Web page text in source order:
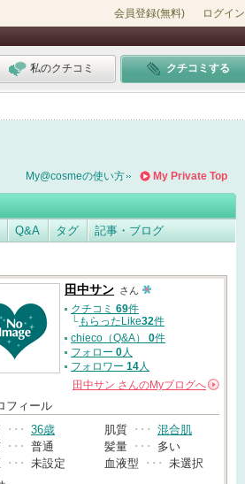
会員登録(無料) ログイン
私のクチコミ クチコミする
My Private Top
My@cosmeの使い方
Q&A タグ 記事・ブログ
田中サン さん
クチコミ 69件
└もらったLike32件
chieco（Q&A） 0件
フォロー 0人
フォロワー 14人
田中サン さんのMyブログへ
フィール
･･･ 36歳 肌質 ･･･ 混合肌
･･･ 普通 髪量 ･･･
多い
･･･ 未設定 血液型 ･･･ 未選択